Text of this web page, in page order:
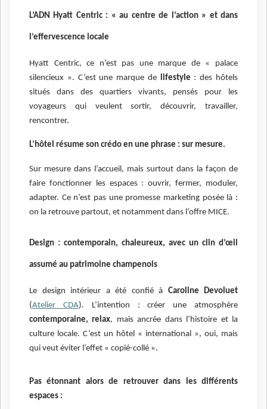
L’ADN Hyatt Centric : « au centre de l’action » et dans
l’effervescence locale
Hyatt Centric, ce n’est pas une marque de « palace
silencieux ». C’est une marque de lifestyle : des hôtels
situés dans des quartiers vivants, pensés pour les
voyageurs qui veulent sortir, découvrir, travailler,
rencontrer.
L’hôtel résume son crédo en une phrase : sur mesure.
Sur mesure dans l’accueil, mais surtout dans la façon de
faire fonctionner les espaces : ouvrir, fermer, moduler,
adapter. Ce n’est pas une promesse marketing posée là :
on la retrouve partout, et notamment dans l’offre MICE.
Design : contemporain, chaleureux, avec un clin d’œil
assumé au patrimoine champenois
Le design intérieur a été confié à Caroline Devoluet
(Atelier CDA). L’intention : créer une atmosphère
contemporaine, relax, mais ancrée dans l’histoire et la
culture locale. C’est un hôtel « international », oui, mais
qui veut éviter l’effet « copié-collé ».
Pas étonnant alors de retrouver dans les différents
espaces :